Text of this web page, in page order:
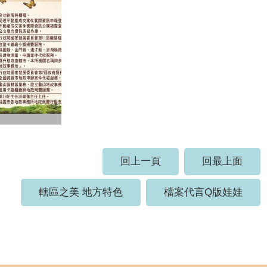
回上一頁 回最上面
轄區之美 地方特色 檔案代言Q版娃娃